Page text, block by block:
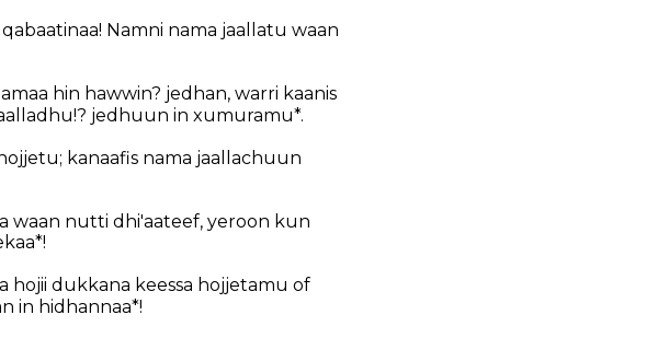
Namni nama jaallatu waan
hin hawwin? jedhan, warri kaanis
jedhuun in xumuramu*.
kanaafis nama jaallachuun
waan nutti dhi'aateef, yeroon kun
hojii dukkana keessa hojjetamu of
in hidhannaa*!